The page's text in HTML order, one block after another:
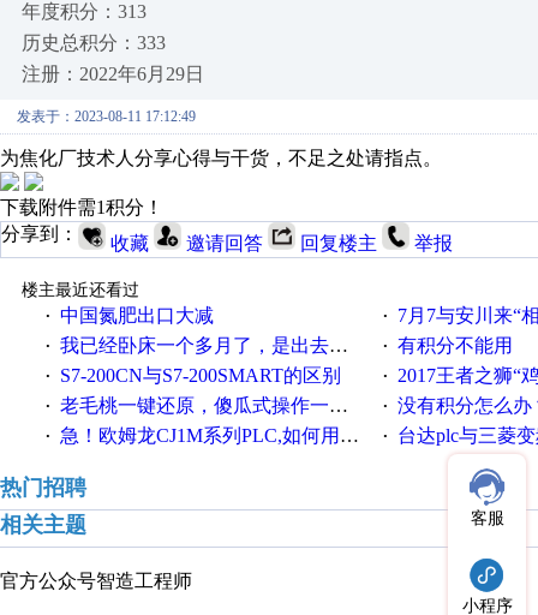
年度积分：313
历史总积分：333
注册：2022年6月29日
发表于：2023-08-11 17:12:49
为焦化厂技术人分享心得与干货，不足之处请指点。
下载附件需1积分！
分享到：
收藏 邀请回答 回复楼主 举报
楼主最近还看过
· 中国氮肥出口大减 · 7月7与安川来“
· 我已经卧床一个多月了，是出去安装机械手在高速遭遇车祸所致:大家工作都要特别注意啊 · 有积分不能用
· S7-200CN与S7-200SMART的区别 · 2017王者之狮“鸡”情签到
· 老毛桃一键还原，傻瓜式操作一键轻松备份还原；程序为向导式安装，一键即可实现自动备份或还原系统。 · 没有积分怎么办
· 急！欧姆龙CJ1M系列PLC,如何用时间控制变频器。要求时间在组态王中可以自由输入！拜托各位大神了！ · 台达plc与三菱
热门招聘
相关主题
官方公众号智造工程师
客服
小程序